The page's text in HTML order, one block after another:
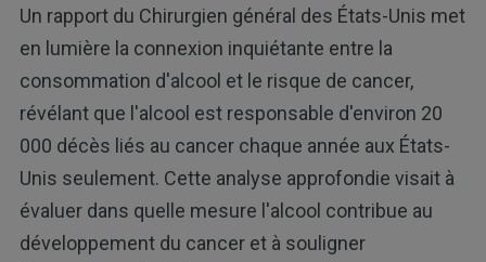
Un rapport du Chirurgien général des États-Unis met
en lumière la connexion inquiétante entre la
consommation d'alcool et le risque de cancer,
révélant que l'alcool est responsable d'environ 20
000 décès liés au cancer chaque année aux États-
Unis seulement. Cette analyse approfondie visait à
évaluer dans quelle mesure l'alcool contribue au
développement du cancer et à souligner